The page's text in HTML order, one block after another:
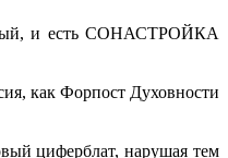
и есть СОНАСТРОЙКА
как Форпост Духовности
циферблат, нарушая тем